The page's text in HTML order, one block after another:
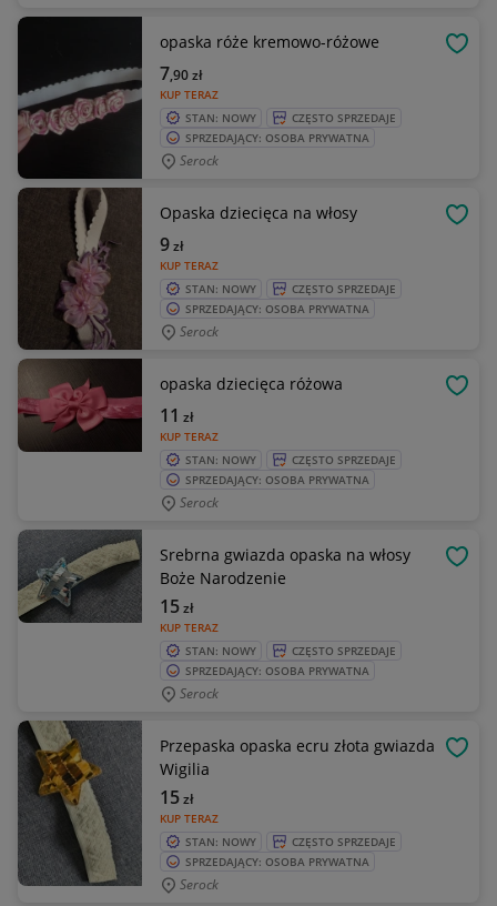
opaska róże kremowo-różowe
KUP TERAZ
7,90zł
STAN: NOWY
CZĘSTO SPRZEDAJE
SPRZEDAJĄCY: OSOBA PRYWATNA
Serock
Opaska dziecięca na włosy
KUP TERAZ
9zł
STAN: NOWY
CZĘSTO SPRZEDAJE
SPRZEDAJĄCY: OSOBA PRYWATNA
Serock
opaska dziecięca różowa
KUP TERAZ
11 zł
STAN: NOWY
CZĘSTO SPRZEDAJE
SPRZEDAJĄCY: OSOBA PRYWATNA
Serock
Srebrna gwiazda opaska na włosy
Boże Narodzenie
KUP TERAZ
15zł
STAN: NOWY
CZĘSTO SPRZEDAJE
SPRZEDAJĄCY: OSOBA PRYWATNA
Serock
Przepaska opaska ecru złota gwiazda
Wigilia
KUP TERAZ
15zł
STAN: NOWY
CZĘSTO SPRZEDAJE
SPRZEDAJĄCY: OSOBA PRYWATNA
Serock